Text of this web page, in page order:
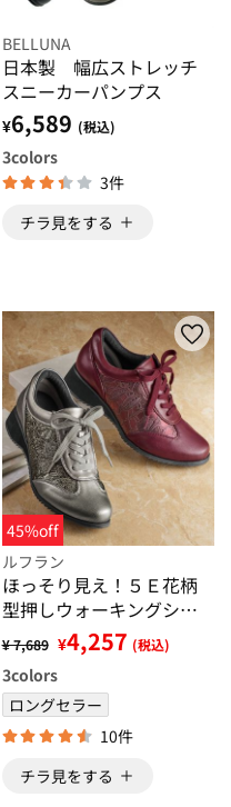
BELLUNA
日本製 幅広ストレッチ
スニーカーパンプス
¥6,589 (税込)
3colors
3件
チラ見をする
45%off
ルフラン
ほっそり見え！５Ｅ花柄
型押しウォーキングシュ
ーズ
¥ 7,689 ¥4,257 (税込)
3colors
ロングセラー
10件
チラ見をする